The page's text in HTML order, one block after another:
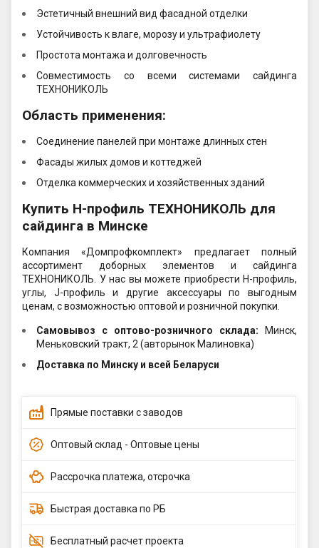
Эстетичный внешний вид фасадной отделки
Устойчивость к влаге, морозу и ультрафиолету
Простота монтажа и долговечность
Совместимость со всеми системами сайдинга
ТЕХНОНИКОЛЬ
Область применения:
Соединение панелей при монтаже длинных стен
Фасады жилых домов и коттеджей
Отделка коммерческих и хозяйственных зданий
Купить H-профиль ТЕХНОНИКОЛЬ для
сайдинга в Минске
Компания «Домпрофкомплект» предлагает полный
ассортимент доборных элементов и сайдинга
ТЕХНОНИКОЛЬ. У нас вы можете приобрести H-профиль,
углы, J-профиль и другие аксессуары по выгодным
ценам, с возможностью оптовой и розничной покупки.
Самовывоз c оптово-розничного склада: Минск,
Меньковский тракт, 2 (авторынок Малиновка)
Доставка по Минску и всей Беларуси
Прямые поставки с заводов
Оптовый склад - Оптовые цены
Рассрочка платежа, отсрочка
Быстрая доставка по РБ
Бесплатный расчет проекта